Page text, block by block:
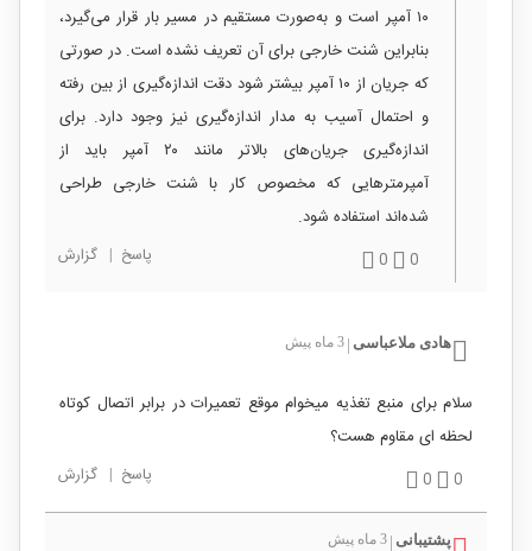
۱۰ آمپر است و به‌صورت مستقیم در مسیر بار قرار می‌گیرد،
بنابراین شنت خارجی برای آن تعریف نشده است. در صورتی
که جریان از ۱۰ آمپر بیشتر شود دقت اندازه‌گیری از بین رفته
و احتمال آسیب به مدار اندازه‌گیری نیز وجود دارد. برای
اندازه‌گیری جریان‌های بالاتر مانند ۲۰ آمپر باید از
آمپرمترهایی که مخصوص کار با شنت خارجی طراحی
شده‌اند استفاده شود.
0
0 پاسخ | گزارش
هادی ملاعباسی 3 ماه پیش
سلام برای منبع تغذیه میخوام موقع تعمیرات در برابر اتصال کوتاه
لحظه ای مقاوم هست؟
0
0 پاسخ | گزارش
پشتیبانی 3 ماه پیش